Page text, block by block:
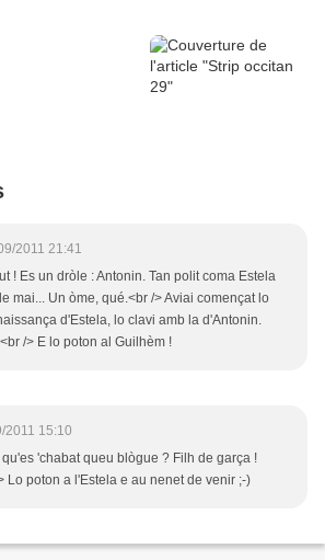
2011 21:41
! Es un dròle : Antonin. Tan polit coma Estela
mai... Un òme, qué.<br /> Aviai començat lo
d'Estela, lo clavi amb la d'Antonin.
/> E lo poton al Guilhèm !
2011 15:10
'chabat queu blògue ? Filh de garça !
Lo poton a l'Estela e au nenet de venir ;-)